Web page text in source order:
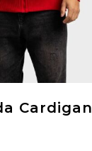
Cardigan